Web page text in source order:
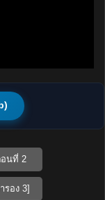
นที่ 2
รอง 3]